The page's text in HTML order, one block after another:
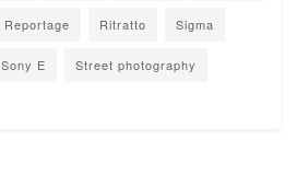
Reportage Ritratto Sigma
Sony E Street photography